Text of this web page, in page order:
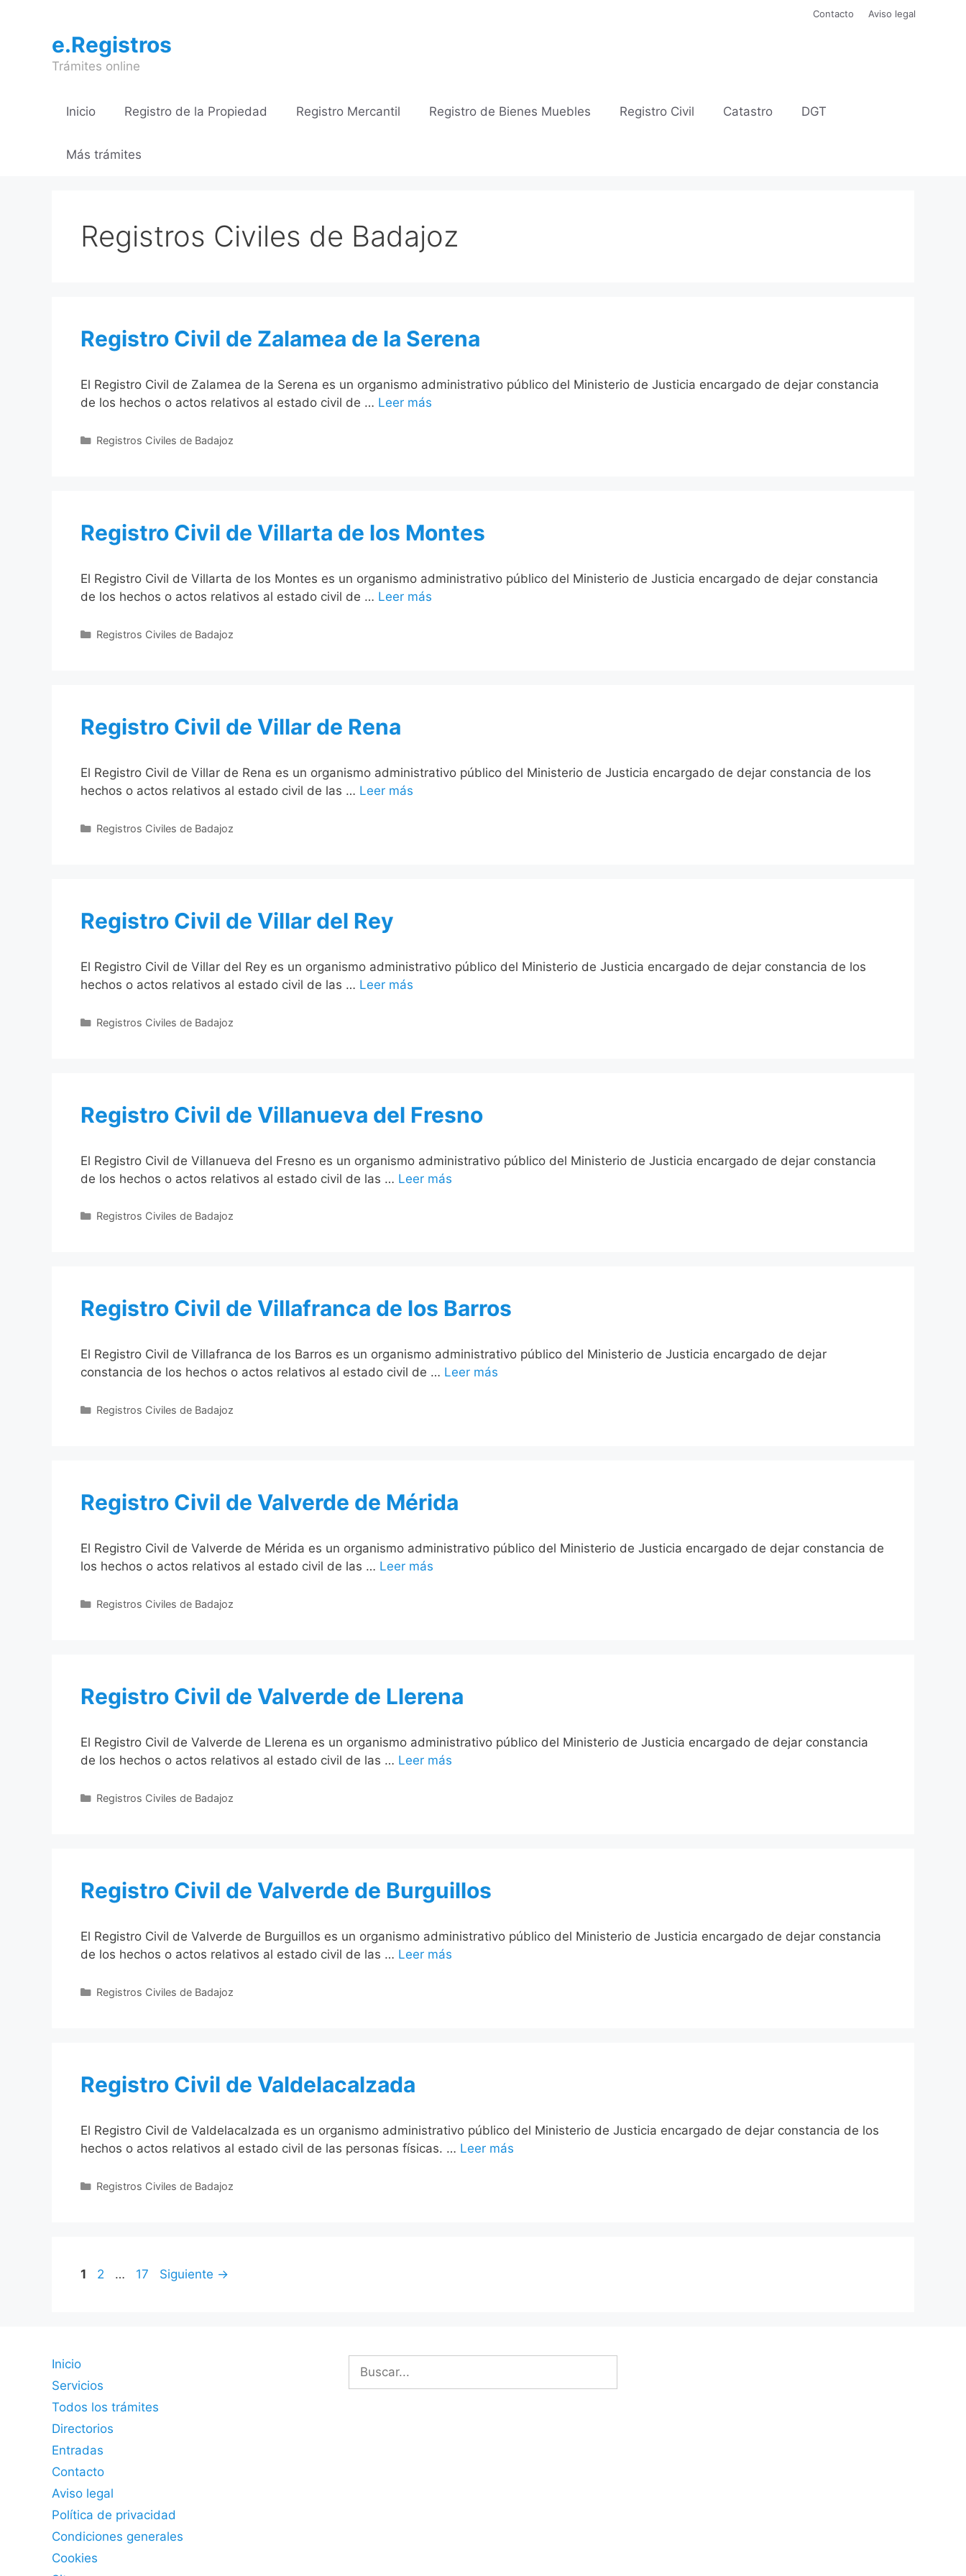
contenido
Contacto Aviso legal
e.Registros
Trámites online
Inicio Registro de la Propiedad Registro Mercantil Registro de Bienes Muebles Registro Civil Catastro DGT
Más trámites
Registros Civiles de Badajoz
Registro Civil de Zalamea de la Serena
El Registro Civil de Zalamea de la Serena es un organismo administrativo público del Ministerio de Justicia encargado de dejar constancia
de los hechos o actos relativos al estado civil de … Leer más
Categorías
Registros Civiles de Badajoz
Registro Civil de Villarta de los Montes
El Registro Civil de Villarta de los Montes es un organismo administrativo público del Ministerio de Justicia encargado de dejar constancia
de los hechos o actos relativos al estado civil de … Leer más
Categorías
Registros Civiles de Badajoz
Registro Civil de Villar de Rena
El Registro Civil de Villar de Rena es un organismo administrativo público del Ministerio de Justicia encargado de dejar constancia de los
hechos o actos relativos al estado civil de las … Leer más
Categorías
Registros Civiles de Badajoz
Registro Civil de Villar del Rey
El Registro Civil de Villar del Rey es un organismo administrativo público del Ministerio de Justicia encargado de dejar constancia de los
hechos o actos relativos al estado civil de las … Leer más
Categorías
Registros Civiles de Badajoz
Registro Civil de Villanueva del Fresno
El Registro Civil de Villanueva del Fresno es un organismo administrativo público del Ministerio de Justicia encargado de dejar constancia
de los hechos o actos relativos al estado civil de las … Leer más
Categorías
Registros Civiles de Badajoz
Registro Civil de Villafranca de los Barros
El Registro Civil de Villafranca de los Barros es un organismo administrativo público del Ministerio de Justicia encargado de dejar
constancia de los hechos o actos relativos al estado civil de … Leer más
Categorías
Registros Civiles de Badajoz
Registro Civil de Valverde de Mérida
El Registro Civil de Valverde de Mérida es un organismo administrativo público del Ministerio de Justicia encargado de dejar constancia de
los hechos o actos relativos al estado civil de las … Leer más
Categorías
Registros Civiles de Badajoz
Registro Civil de Valverde de Llerena
El Registro Civil de Valverde de Llerena es un organismo administrativo público del Ministerio de Justicia encargado de dejar constancia
de los hechos o actos relativos al estado civil de las … Leer más
Categorías
Registros Civiles de Badajoz
Registro Civil de Valverde de Burguillos
El Registro Civil de Valverde de Burguillos es un organismo administrativo público del Ministerio de Justicia encargado de dejar constancia
de los hechos o actos relativos al estado civil de las … Leer más
Categorías
Registros Civiles de Badajoz
Registro Civil de Valdelacalzada
El Registro Civil de Valdelacalzada es un organismo administrativo público del Ministerio de Justicia encargado de dejar constancia de los
hechos o actos relativos al estado civil de las personas físicas. … Leer más
Categorías
Registros Civiles de Badajoz
Página
1 Página
2 … Página
17 Siguiente →
Inicio
Servicios
Todos los trámites
Directorios
Entradas
Contacto
Aviso legal
Política de privacidad
Condiciones generales
Cookies